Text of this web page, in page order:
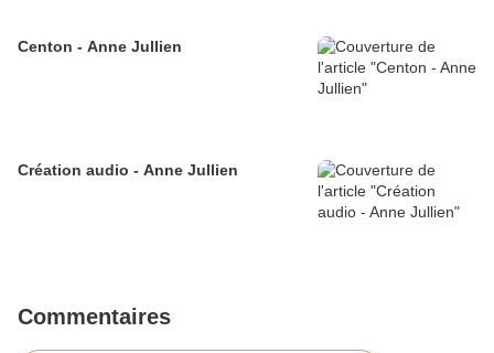
Centon - Anne Jullien
Création audio - Anne Jullien
Commentaires